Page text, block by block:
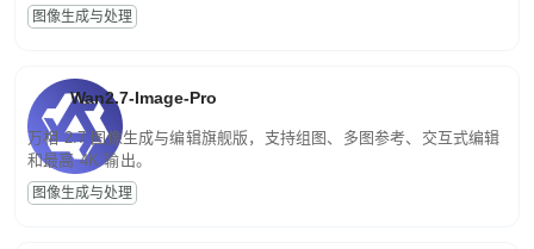
图像生成与处理
Wan2.7-Image-Pro
万相 2.7 图像生成与编辑旗舰版，支持组图、多图参考、交互式编辑
和最高 4K 输出。
图像生成与处理